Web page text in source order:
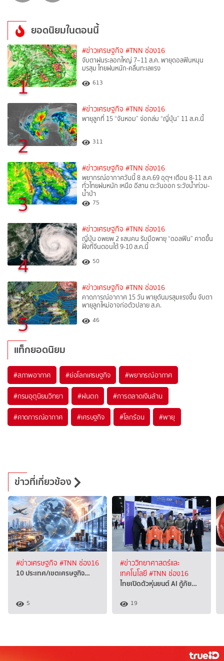
ยอดนิยมในตอนนี้
1
#ข่าวเศรษฐกิจ #TNN ช่อง16
จับตาฝนระลอกใหญ่ 7–11 ส.ค. พายุดอลฟินหนุน
มรสุม ไทยฝนหนัก-คลื่นทะเลแรง
613
2
#ข่าวเศรษฐกิจ #TNN ช่อง16
พายุลูกที่ 15 “จันหอม” จ่อถล่ม “ญี่ปุ่น” 11 ส.ค.นี้
311
3
#ข่าวเศรษฐกิจ #TNN ช่อง16
พยากรณ์อากาศวันนี้ 8 ส.ค.69 อุตุฯ เตือน 8-11 ส.ค
ทั่วไทยฝนหนัก เหนือ อีสาน ตะวันออก ระวังน้ำท่วม-
น้ำป่า
75
4
#ข่าวเศรษฐกิจ #TNN ช่อง16
ญี่ปุ่น อพยพ 2 แสนคน รับมือพายุ “ดอลฟิน” คาดขึ้น
ฝั่งที่จีนตอนใต้ 9-10 ส.ค.นี้
50
5
#ข่าวเศรษฐกิจ #TNN ช่อง16
คาดการณ์อากาศ 15 วัน พายุดันมรสุมแรงขึ้น จับตา
พายุลูกใหม่อาจก่อตัวปลาย ส.ค.
46
แท็กยอดนิยม
#สภาพอากาศ #ย่อโลกเศรษฐกิจ #พยากรณ์อากาศ
#กรมอุตุนิยมวิทยา #ฝนตก #การตลาดเงินล้าน
#คาดการณ์อากาศ #เศรษฐกิจ #โลกร้อน #พายุ
ข่าวที่เกี่ยวข้อง
#ข่าวเศรษฐกิจ #TNN ช่อง16
10 ประเทศ/เขตเศรษฐกิจ…
5
#ข่าววิทยาศาสตร์และ
เทคโนโลยี#TNN ช่อง16
ไทยเปิดตัวหุ่นยนต์ AI กู้ภัย…
19